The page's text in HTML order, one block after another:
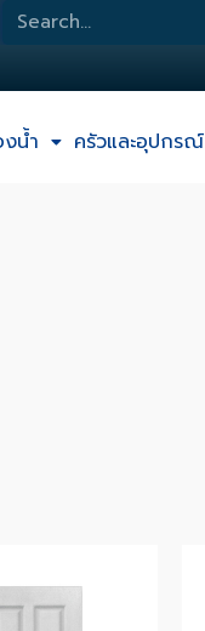
น้ำ ครัวและอุปกรณ์